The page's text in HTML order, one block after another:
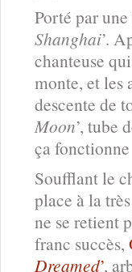
Porté par
Shanghai’.
chanteuse
monte, et les
descente de
Moon’, tube
ça
Soufflant le
place à la
ne se retient
franc succès,
Dreamed’,